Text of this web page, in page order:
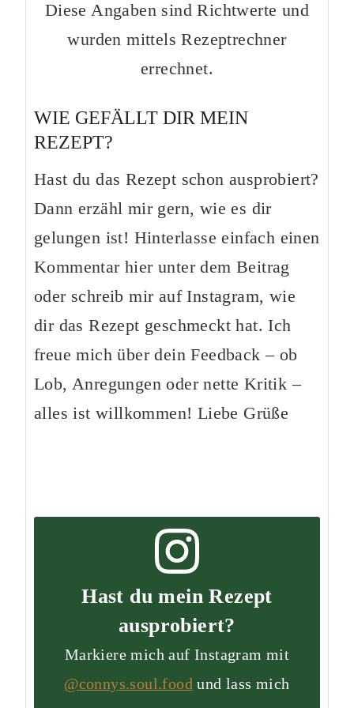
Diese Angaben sind Richtwerte und
wurden mittels Rezeptrechner
errechnet.
WIE GEFÄLLT DIR MEIN
REZEPT?
Hast du das Rezept schon ausprobiert?
Dann erzähl mir gern, wie es dir
gelungen ist! Hinterlasse einfach einen
Kommentar hier unter dem Beitrag
oder schreib mir auf Instagram, wie
dir das Rezept geschmeckt hat. Ich
freue mich über dein Feedback – ob
Lob, Anregungen oder nette Kritik –
alles ist willkommen! Liebe Grüße
Hast du mein Rezept
ausprobiert?
Markiere mich auf Instagram mit
@connys.soul.food und lass mich